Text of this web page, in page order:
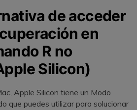
de acceder
en
R no
Silicon)
Apple Silicon tiene un Modo
que puedes utilizar para solucionar